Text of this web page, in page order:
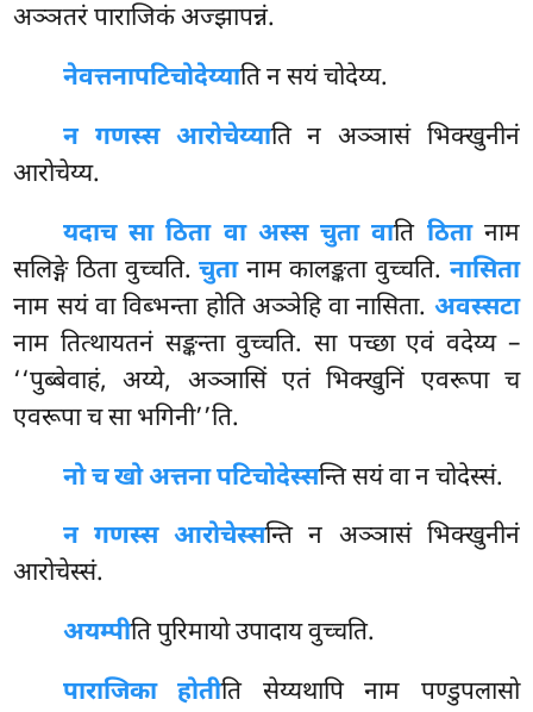
अञ्ञतरं पाराजिकं अज्झापन्नं.
नेवत्तनापटिचोदेय्याति न सयं चोदेय्य.
न गणस्स आरोचेय्याति न अञ्ञासं भिक्खुनीनं
आरोचेय्य.
यदाच सा ठिता वा अस्स चुता वाति ठितानाम
सलिङ्गे ठिता वुच्चति.चुतानाम कालङ्कता वुच्चति. नासिता
नाम सयं वा विब्भन्ता होति अञ्ञेहि वा नासिता. अवस्सटा
नाम तित्थायतनं सङ्कन्ता वुच्चति. सा पच्छा एवं वदेय्य –
‘‘पुब्बेवाहं, अय्ये, अञ्ञासिं एतं भिक्खुनिं एवरूपा च
एवरूपा च सा भगिनी’’ति.
नो च खो अत्तना पटिचोदेस्सन्ति सयं वा न चोदेस्सं.
न गणस्स आरोचेस्सन्ति न अञ्ञासं भिक्खुनीनं
आरोचेस्सं.
अयम्पीति पुरिमायो उपादाय वुच्चति.
पाराजिका होतीति सेय्यथापि नाम पण्डुपलासो